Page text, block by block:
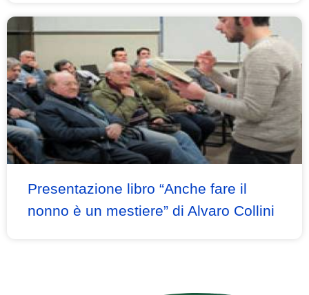
Presentazione libro “Anche fare il
nonno è un mestiere” di Alvaro Collini